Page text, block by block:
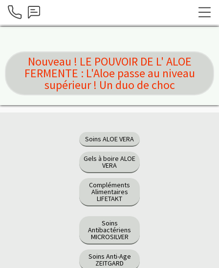
Nouveau ! LE POUVOIR DE L' ALOE
FERMENTE : L'Aloe passe au niveau
supérieur ! Un duo de choc
Soins ALOE VERA
Gels à boire ALOE
VERA
Compléments
Alimentaires
LIFETAKT
Soins
Antibactériens
MICROSILVER
Soins Anti-Age
ZEITGARD